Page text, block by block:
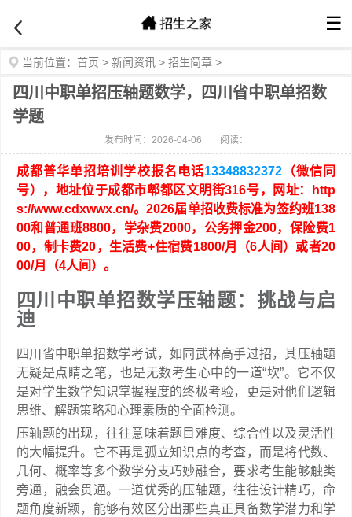
☰
当前位置： 首页 > 新闻资讯 > 招生简章 >
四川中职单招压轴题数学，四川省中职单招数
学题
发布时间：2026-04-06 阅读：
成都普华单招培训学校报名电话13348832372（微信同
号），地址位于成都市郫都区文明街316号，网址：http
s://www.cdxwwx.cn/。2026届单招收费标准为签约班138
00和普通班8800，学杂费2000，公务押金200，保险费1
00，制卡费20，生活费+住宿费1800/月（6人间）或者20
00/月（4人间）。
四川中职单招数学压轴题：挑战与启
迪
四川省中职单招数学考试，如同武林高手过招，其压轴题
无疑是点睛之笔，也是无数考生心中的一道“坎”。它不仅
是对学生数学知识掌握程度的终极考验，更是对他们逻辑
思维、解题策略和心理素质的全面检测。
压轴题的出现，往往意味着题目难度、综合性以及灵活性
的大幅提升。它不再是孤立知识点的考查，而是将代数、
几何、概率等多个数学分支巧妙融合，要求考生能够触类
旁通，融会贯通。一道优秀的压轴题，往往设计精巧，命
题角度新颖，能够有效区分出那些真正具备数学潜力和学